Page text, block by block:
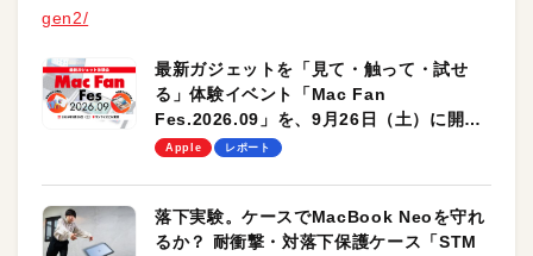
gen2/
最新ガジェットを「見て・触って・試せ
る」体験イベント「Mac Fan
Fes.2026.09」を、9月26日（土）に開催
します！
Apple レポート
落下実験。ケースでMacBook Neoを守れ
るか？ 耐衝撃・対落下保護ケース「STM